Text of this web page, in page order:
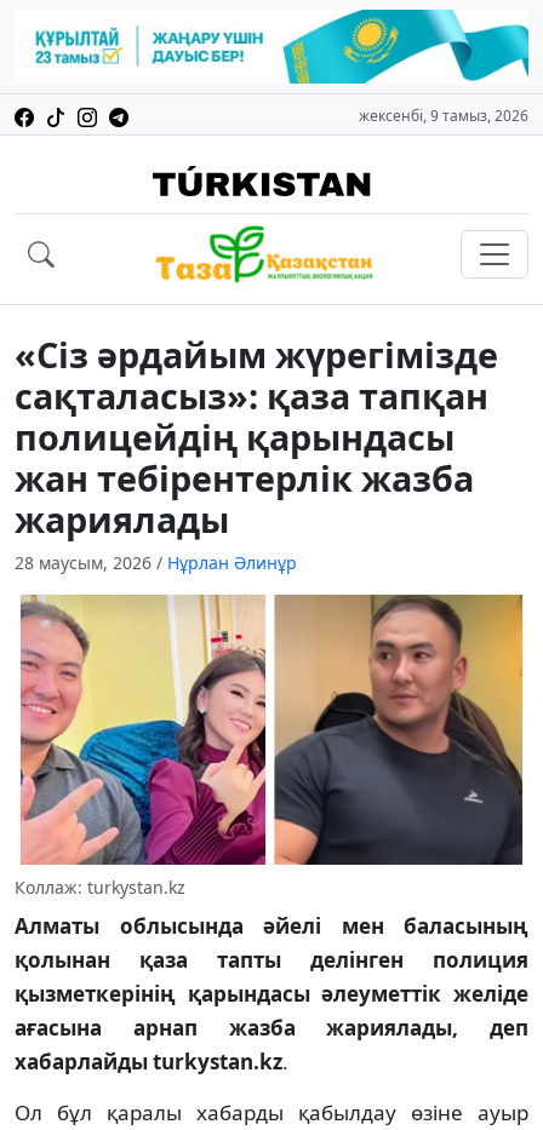
жексенбі, 9 тамыз, 2026
«Сіз әрдайым жүрегімізде
сақталасыз»: қаза тапқан
полицейдің қарындасы
жан тебірентерлік жазба
жариялады
28 маусым, 2026 / Нұрлан Әлинұр
Коллаж: turkystan.kz
Алматы облысында әйелі мен баласының
қолынан қаза тапты делінген полиция
қызметкерінің қарындасы әлеуметтік желіде
ағасына арнап жазба жариялады, деп
хабарлайды turkystan.kz.
Ол бұл қаралы хабарды қабылдау өзіне ауыр